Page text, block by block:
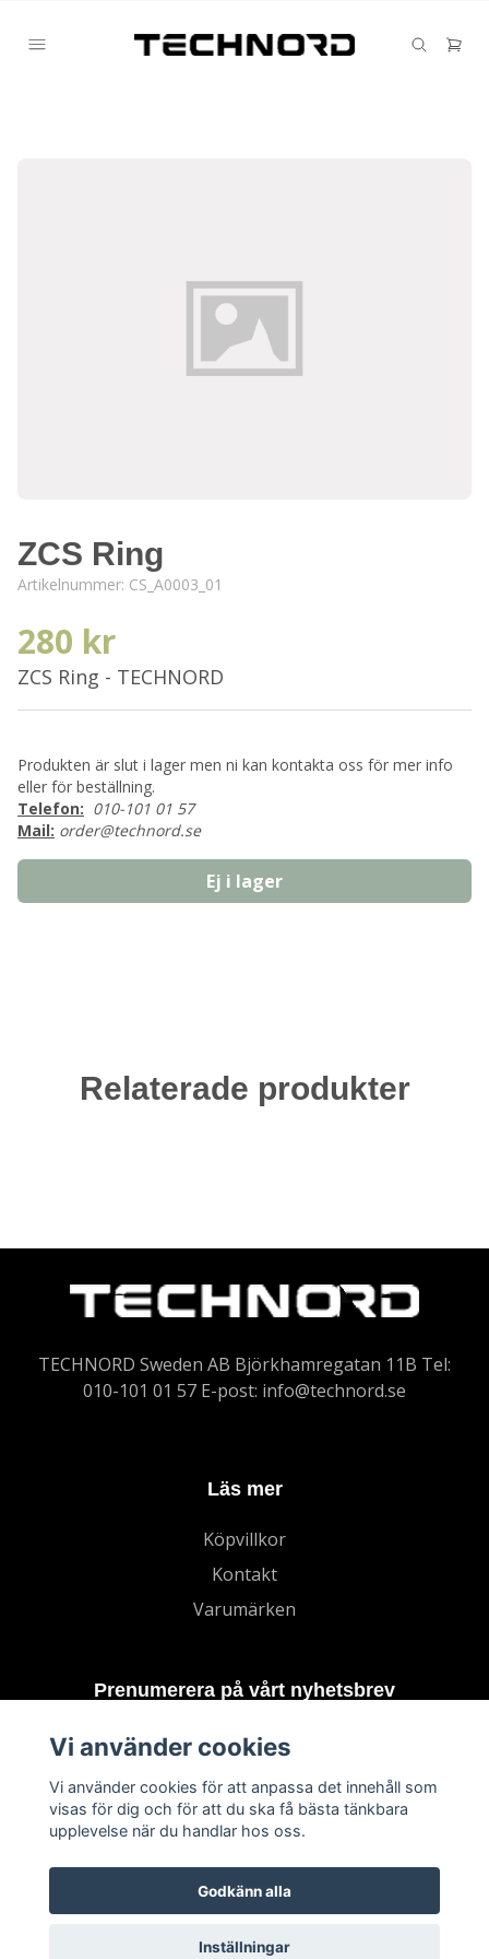
ZCS Ring
Artikelnummer: CS_A0003_01
280 kr
ZCS Ring - TECHNORD
Produkten är slut i lager men ni kan kontakta oss för mer info
eller för beställning.
Telefon: 010-101 01 57
Mail: order@technord.se
Ej i lager
Relaterade produkter
TECHNORD Sweden AB Björkhamregatan 11B Tel:
010-101 01 57 E-post: info@technord.se
Läs mer
Köpvillkor
Kontakt
Varumärken
Prenumerera på vårt nyhetsbrev
Vi använder cookies
Vi använder cookies för att anpassa det innehåll som
visas för dig och för att du ska få bästa tänkbara
upplevelse när du handlar hos oss.
Godkänn alla
Inställningar